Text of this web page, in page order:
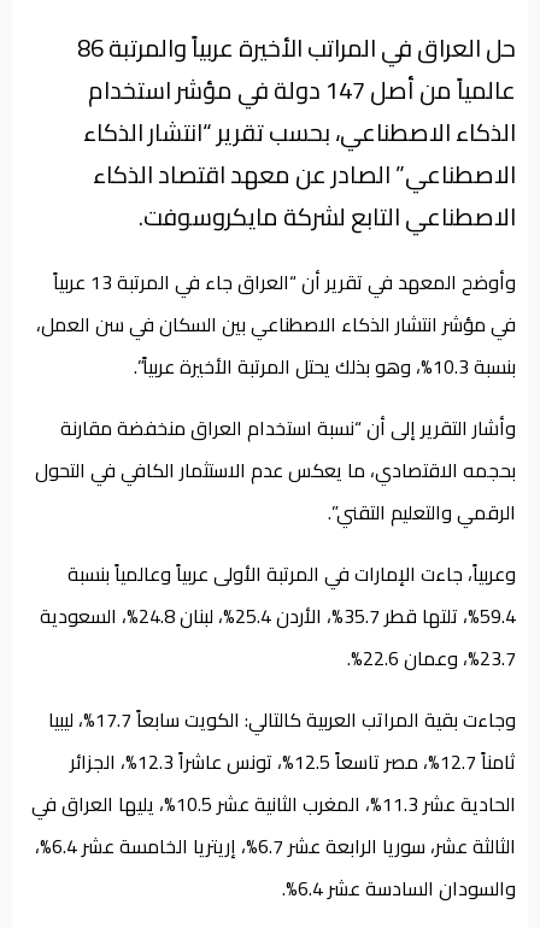
حل العراق في المراتب الأخيرة عربياً والمرتبة 86
عالمياً من أصل 147 دولة في مؤشر استخدام
الذكاء الاصطناعي، بحسب تقرير “انتشار الذكاء
الاصطناعي” الصادر عن معهد اقتصاد الذكاء
الاصطناعي التابع لشركة مايكروسوفت.
وأوضح المعهد في تقرير أن “العراق جاء في المرتبة 13 عربياً
في مؤشر انتشار الذكاء الاصطناعي بين السكان في سن العمل،
بنسبة 10.3%، وهو بذلك يحتل المرتبة الأخيرة عربياً”.
وأشار التقرير إلى أن “نسبة استخدام العراق منخفضة مقارنة
بحجمه الاقتصادي، ما يعكس عدم الاستثمار الكافي في التحول
الرقمي والتعليم التقني”.
وعربياً، جاءت الإمارات في المرتبة الأولى عربياً وعالمياً بنسبة
59.4%، تلتها قطر 35.7%، الأردن 25.4%، لبنان 24.8%، السعودية
23.7%، وعمان 22.6%.
وجاءت بقية المراتب العربية كالتالي: الكويت سابعاً 17.7%، ليبيا
ثامناً 12.7%، مصر تاسعاً 12.5%، تونس عاشراً 12.3%، الجزائر
الحادية عشر 11.3%، المغرب الثانية عشر 10.5%، يليها العراق في
الثالثة عشر، سوريا الرابعة عشر 6.7%، إريتريا الخامسة عشر 6.4%،
والسودان السادسة عشر 6.4%.